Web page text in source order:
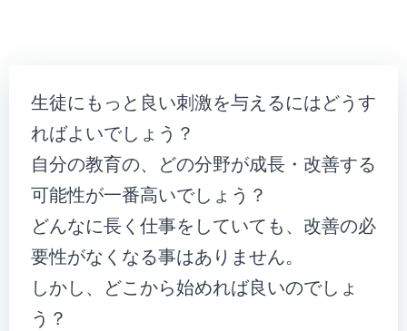
生徒にもっと良い刺激を与えるにはどうす
ればよいでしょう？
自分の教育の、どの分野が成長・改善する
可能性が一番高いでしょう？
どんなに長く仕事をしていても、改善の必
要性がなくなる事はありません。
しかし、どこから始めれば良いのでしょ
う？